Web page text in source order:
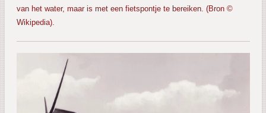
van het water, maar is met een fietspontje te bereiken. (Bron ©
Wikipedia).